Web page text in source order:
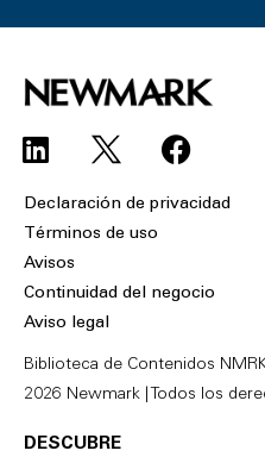
L
i
n
k
e
d
i
F
a
c
o
o
Declaración de privacidad
Términos de uso
Avisos
Continuidad del negocio
Aviso legal
Biblioteca de Contenidos
2026 Newmark | Todos los
DESCUBRE